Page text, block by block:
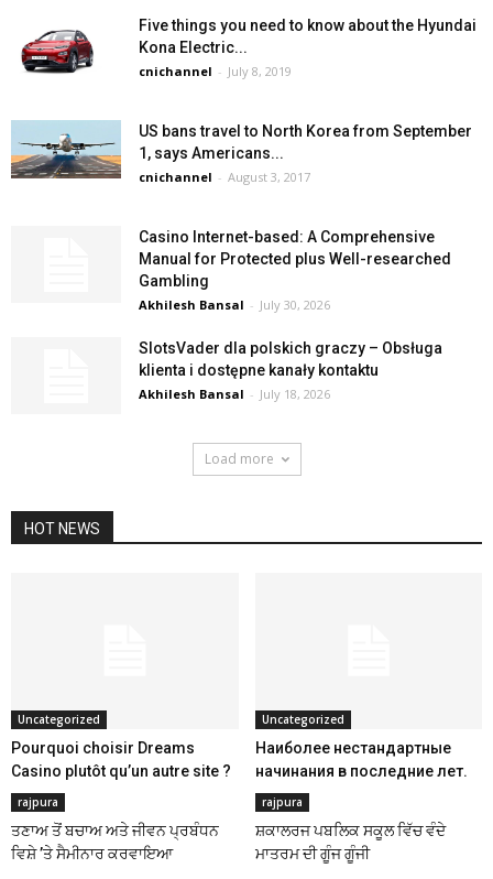
Five things you need to know about the Hyundai
Kona Electric...
cnichannel - July 8, 2019
US bans travel to North Korea from September
1, says Americans...
cnichannel - August 3, 2017
Casino Internet-based: A Comprehensive
Manual for Protected plus Well-researched
Gambling
Akhilesh Bansal - July 30, 2026
SlotsVader dla polskich graczy – Obsługa
klienta i dostępne kanały kontaktu
Akhilesh Bansal - July 18, 2026
Load more
HOT NEWS
Uncategorized
Pourquoi choisir Dreams
Casino plutôt qu’un autre site ?
Uncategorized
Наиболее нестандартные
начинания в последние лет.
rajpura
ਤਣਾਅ ਤੋਂ ਬਚਾਅ ਅਤੇ ਜੀਵਨ ਪ੍ਰਬੰਧਨ
ਵਿਸ਼ੇ ’ਤੇ ਸੈਮੀਨਾਰ ਕਰਵਾਇਆ
rajpura
ਸ਼ਕਾਲਰਜ ਪਬਲਿਕ ਸਕੂਲ ਵਿੱਚ ਵੰਦੇ
ਮਾਤਰਮ ਦੀ ਗੂੰਜ ਗੂੰਜੀ